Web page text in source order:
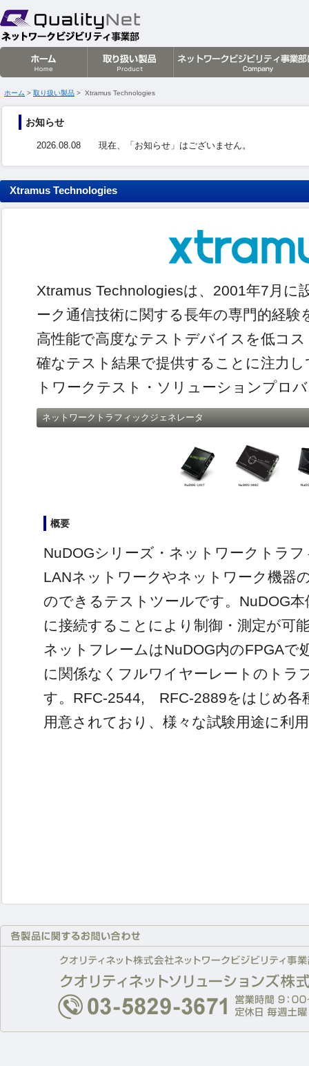
ホーム > 取り扱い製品 > Xtramus Technologies
お知らせ
2026.08.08 現在、「お知らせ」はございません。
Xtramus Technologies
Xtramus Technologiesは、2001年7月に
ーク通信技術に関する長年の専門的経験
高性能で高度なテストデバイスを低コ
確なテスト結果で提供することに注力
トワークテスト・ソリューションプロ
ネットワークトラフィックジェネレータ
概要
NuDOGシリーズ・ネットワークトラ
LANネットワークやネットワーク機器
のできるテストツールです。NuDOG
に接続することにより制御・測定が可
ネットフレームはNuDOG内のFPGAで
に関係なくフルワイヤーレートのトラ
す。RFC-2544, RFC-2889をはじめ各
用意されており、様々な試験用途に利